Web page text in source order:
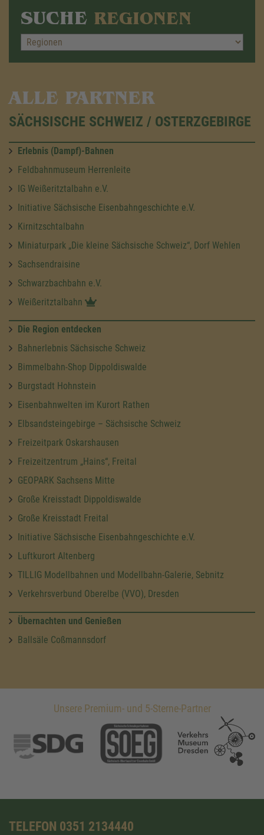
SUCHE REGIONEN
ALLE PARTNER
SÄCHSISCHE SCHWEIZ / OSTERZGEBIRGE
Erlebnis (Dampf)-Bahnen
Feldbahnmuseum Herrenleite
IG Weißeritztalbahn e.V.
Initiative Sächsische Eisenbahngeschichte e.V.
Kirnitzschtalbahn
Miniaturpark „Die kleine Sächsische Schweiz“, Dorf Wehlen
Sachsendraisine
Schwarzbachbahn e.V.
Weißeritztalbahn
Die Region entdecken
Bahnerlebnis Sächsische Schweiz
Bimmelbahn-Shop Dippoldiswalde
Burgstadt Hohnstein
Eisenbahnwelten im Kurort Rathen
Elbsandsteingebirge – Sächsische Schweiz
Freizeitpark Oskarshausen
Freizeitzentrum „Hains“, Freital
GEOPARK Sachsens Mitte
Große Kreisstadt Dippoldiswalde
Große Kreisstadt Freital
Initiative Sächsische Eisenbahngeschichte e.V.
Luftkurort Altenberg
TILLIG Modellbahnen und Modellbahn-Galerie, Sebnitz
Verkehrsverbund Oberelbe (VVO), Dresden
Übernachten und Genießen
Ballsäle Coßmannsdorf
Unsere Premium- und 5-Sterne-Partner
TELEFON 0351 2134440